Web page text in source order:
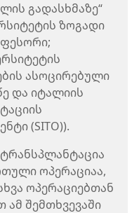
გადასხმაზე“
ზოგადი
ასოცირებული
და იტალიის
(SITO)).
ოპერაციაა,
ოპერაციებთან
ამ შემთხვევაში